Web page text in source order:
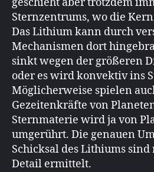
geschieht aber trotzdem
Sternzentrums, wo die
Das Lithium kann durch
Mechanismen dort
sinkt wegen der größeren
oder es wird konvektiv ins
Möglicherweise spielen
Gezeitenkräfte von
Sternmaterie wird ja von
umgerührt. Die genauen
Schicksal des Lithiums
Detail ermittelt.